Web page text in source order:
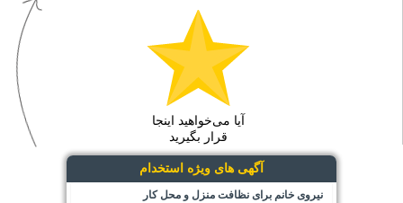
آیا می‌خواهید اینجا
قرار بگیرید
آگهی های ویژه استخدام
نیروی خانم برای نظافت منزل و محل کار